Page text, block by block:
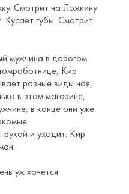
Смотрит на Ложкину
Кусает губы. Смотрит
мужчина в дорогом
Кир
разные виды чая,
в этом магазине,
в конце они уже
и уходит. Кир
уж хочется